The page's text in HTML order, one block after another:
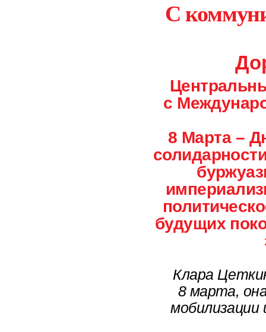
С
с
8 Марта –
будущих
Клара
8 марта,
мобилизации